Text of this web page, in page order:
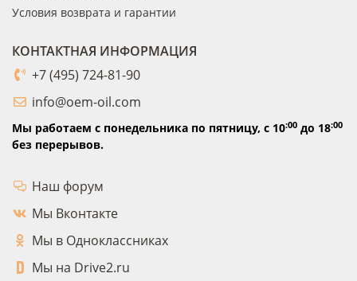
Условия возврата и гарантии
КОНТАКТНАЯ ИНФОРМАЦИЯ
+7 (495) 724-81-90
info@oem-oil.com
Мы работаем с понедельника по пятницу, с 10:00 до 18:00
без перерывов.
Наш форум
Мы Вконтакте
Мы в Одноклассниках
Мы на Drive2.ru